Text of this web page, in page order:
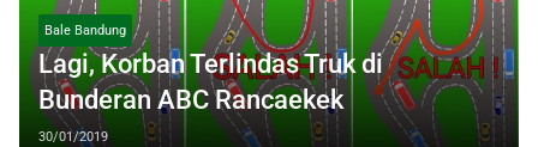
Bale Bandung
Lagi, Korban Terlindas Truk di
Bunderan ABC Rancaekek
30/01/2019